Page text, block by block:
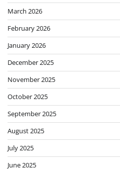
March 2026
February 2026
January 2026
December 2025
November 2025
October 2025
September 2025
August 2025
July 2025
June 2025